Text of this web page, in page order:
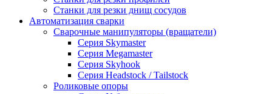
Станки для резки днищ сосудов
Автоматизация сварки
Сварочные манипуляторы (вращатели)
Серия Skymaster
Серия Megamaster
Серия Skyhook
Серия Headstock / Tailstock
Роликовые опоры